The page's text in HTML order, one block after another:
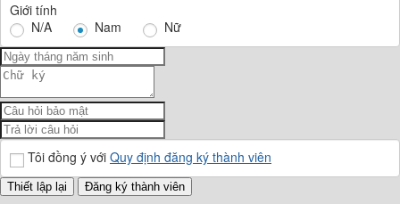
Giới tính
N/A
Nam Nữ
Tôi đồng ý với Quy định đăng ký thành viên